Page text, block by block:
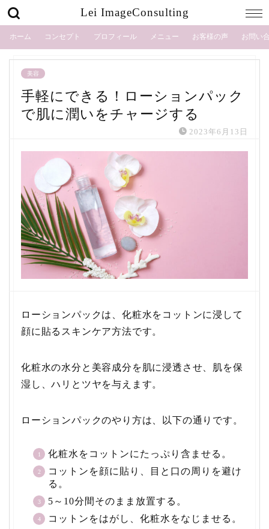
Lei ImageConsulting
ホーム コンセプト プロフィール メニュー お客様の声 お問い
美容
手軽にできる！ローションパック
で肌に潤いをチャージする
2023年6月13日
ローションパックは、化粧水をコットンに浸して
顔に貼るスキンケア方法です。
化粧水の水分と美容成分を肌に浸透させ、肌を保
湿し、ハリとツヤを与えます。
ローションパックのやり方は、以下の通りです。
化粧水をコットンにたっぷり含ませる。
コットンを顔に貼り、目と口の周りを避け
る。
5～10分間そのまま放置する。
コットンをはがし、化粧水をなじませる。